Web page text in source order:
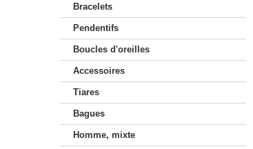
Bracelets
Pendentifs
Boucles d'oreilles
Accessoires
Tiares
Bagues
Homme, mixte